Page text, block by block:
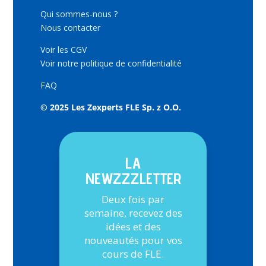
Qui sommes-nous ?
Nous contacter
Voir les CGV
Voir notre politique de confidentialité
FAQ
© 2025 Les Zexperts FLE Sp. z O.O.
LA
NEWZZZLETTER
Deux fois par
semaine, recevez des
idées et des
nouveautés pour vos
cours de FLE.